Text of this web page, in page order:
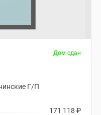
Дом сдан
Г/П
171 118 ₽